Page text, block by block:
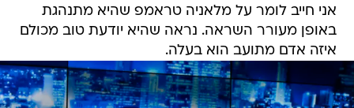
אני חייב לומר על מלאניה טראמפ שהיא מתנהגת
באופן מעורר השראה. נראה שהיא יודעת טוב מכולם
איזה אדם מתועב הוא בעלה.